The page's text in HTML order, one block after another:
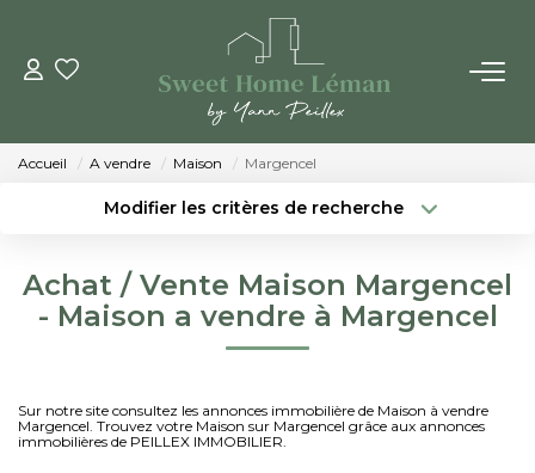
ACHETER
VENDRE
LES AGENCES
Accueil A vendre Maison Margencel
Modifier les critères de recherche
Surface min Budget max
Achat / Vente Maison Margencel
- Maison a vendre à Margencel
Sur notre site consultez les annonces immobilière de Maison à vendre
Margencel. Trouvez votre Maison sur Margencel grâce aux annonces
immobilières de PEILLEX IMMOBILIER.